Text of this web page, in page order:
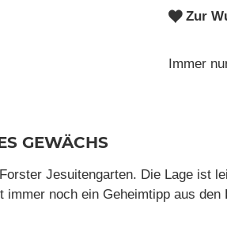
Zur
Immer
GEWÄCHS
Jesuitengarten. Die Lage ist
noch ein Geheimtipp aus